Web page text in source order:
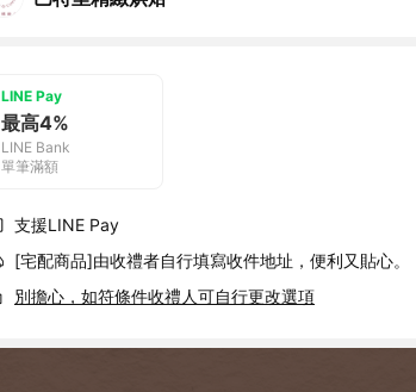
LINE Pay
最高4%
LINE Bank
單筆滿額
支援LINE Pay
[宅配商品]由收禮者自行填寫收件地址，便利又貼心。
別擔心，如符條件收禮人可自行更改選項